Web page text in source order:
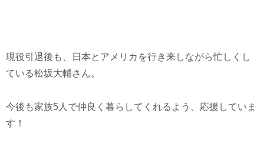
現役引退後も、日本とアメリカを行き来しながら忙しくし
ている松坂大輔さん。
今後も家族5人で仲良く暮らしてくれるよう、応援していま
す！